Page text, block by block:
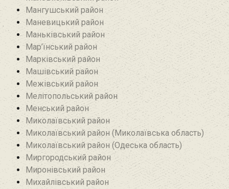
Мангушський район
Маневицький район
Маньківський район‎
Мар’їнський район‎
Марківський район
Машівський район‎
Межівський район
Мелітопольський район
Менський район
Миколаївський район
Миколаївський район (Миколаївська область)
Миколаївський район (Одеська область)
Миргородський район
Миронівський район
Михайлівський район‎